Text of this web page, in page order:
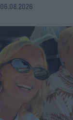
06.08.2026